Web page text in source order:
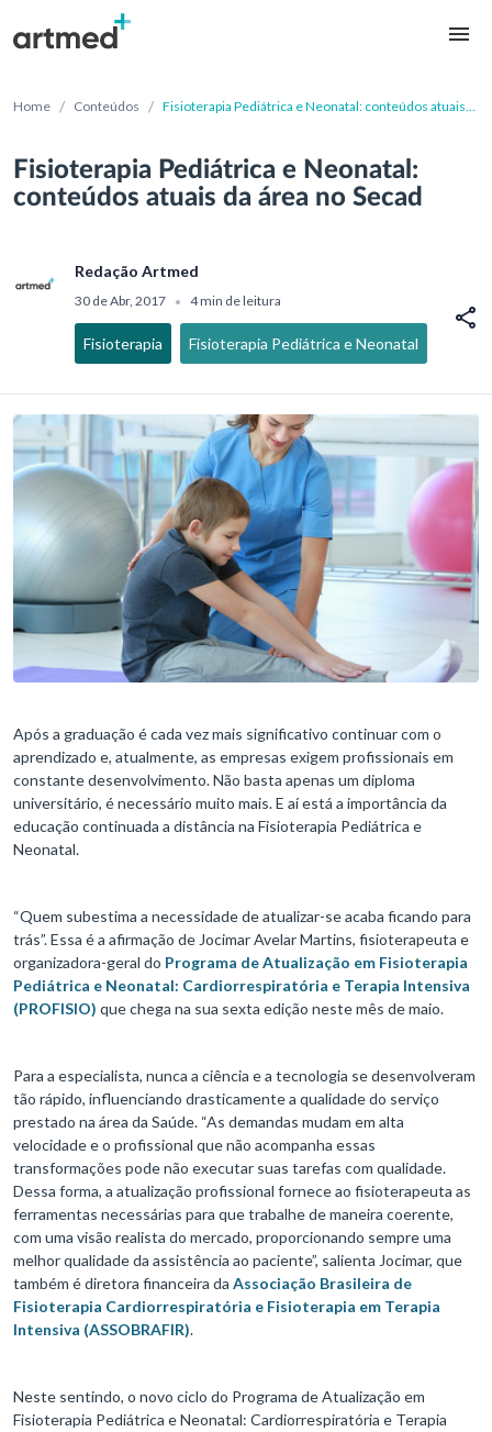
Home / Conteúdos / Fisioterapia Pediátrica e Neonatal: conteúdos atuais
Fisioterapia Pediátrica e Neonatal:
conteúdos atuais da área no Secad
Redação Artmed
30 de Abr, 2017 • 4 min de leitura
Fisioterapia Fisioterapia Pediátrica e Neonatal
Após a graduação é cada vez mais significativo continuar com o
aprendizado e, atualmente, as empresas exigem profissionais em
constante desenvolvimento. Não basta apenas um diploma
universitário, é necessário muito mais. E aí está a importância da
educação continuada a distância na Fisioterapia Pediátrica e
Neonatal.
“Quem subestima a necessidade de atualizar-se acaba ficando para
trás”. Essa é a afirmação de Jocimar Avelar Martins, fisioterapeuta e
organizadora-geral do Programa de Atualização em Fisioterapia
Pediátrica e Neonatal: Cardiorrespiratória e Terapia Intensiva
(PROFISIO) que chega na sua sexta edição neste mês de maio.
Para a especialista, nunca a ciência e a tecnologia se desenvolveram
tão rápido, influenciando drasticamente a qualidade do serviço
prestado na área da Saúde. “As demandas mudam em alta
velocidade e o profissional que não acompanha essas
transformações pode não executar suas tarefas com qualidade.
Dessa forma, a atualização profissional fornece ao fisioterapeuta as
ferramentas necessárias para que trabalhe de maneira coerente,
com uma visão realista do mercado, proporcionando sempre uma
melhor qualidade da assistência ao paciente”, salienta Jocimar, que
também é diretora financeira da Associação Brasileira de
Fisioterapia Cardiorrespiratória e Fisioterapia em Terapia
Intensiva (ASSOBRAFIR).
Neste sentindo, o novo ciclo do Programa de Atualização em
Fisioterapia Pediátrica e Neonatal: Cardiorrespiratória e Terapia